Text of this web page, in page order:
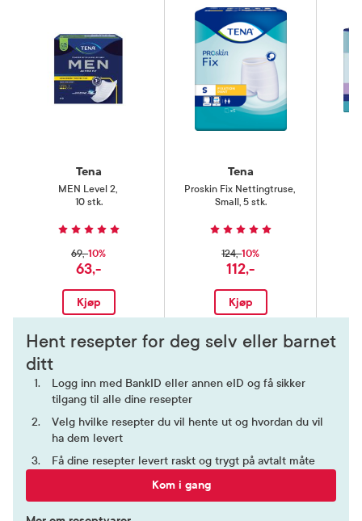
Tena
MEN Level 2,
10 stk.
69,-10%
63,-
Kjøp
Tena
Proskin Fix Nettingtruse,
Small, 5 stk.
124,-10%
112,-
Kjøp
Hent resepter for deg selv eller barnet
ditt
Logg inn med BankID eller annen eID og få sikker
tilgang til alle dine resepter
Velg hvilke resepter du vil hente ut og hvordan du vil
ha dem levert
Få dine resepter levert raskt og trygt på avtalt måte
Kom i gang